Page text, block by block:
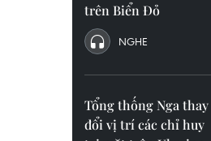
trên Biển Đỏ
NGHE
Tổng thống Nga thay
đổi vị trí các chỉ huy